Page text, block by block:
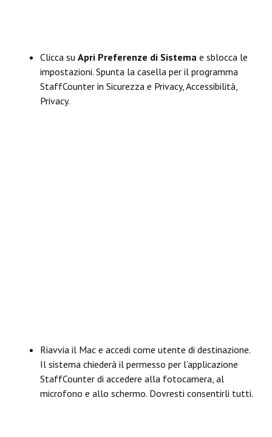
Clicca suApri Preferenze di Sistema e sblocca le
impostazioni. Spunta la casella per il programma
StaffCounter in Sicurezza e Privacy, Accessibilità,
Privacy.
Riavvia il Mac e accedi come utente di destinazione.
Il sistema chiederà il permesso per l’applicazione
StaffCounter di accedere alla fotocamera, al
microfono e allo schermo. Dovresti consentirli tutti.